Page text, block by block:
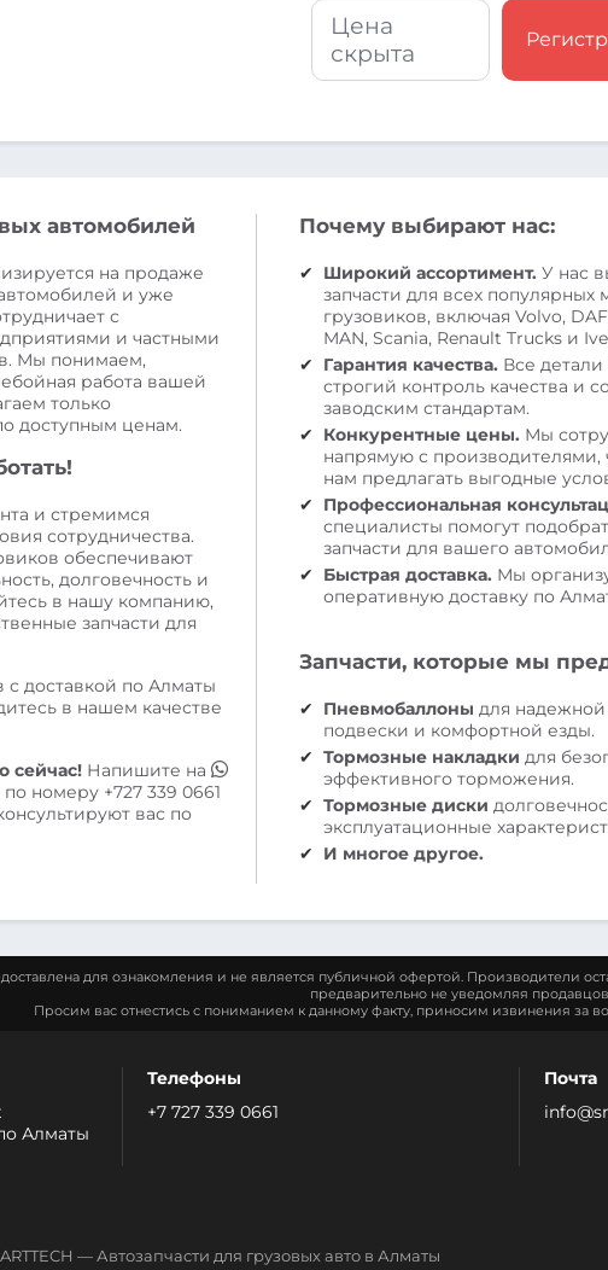
Цена
скрыта
автомобилей
на продаже
и уже
с
и частными
Мы понимаем,
работа вашей
только
доступным ценам.
и стремимся
сотрудничества.
обеспечивают
долговечность и
в нашу компанию,
запчасти для
с доставкой по Алматы
в нашем качестве
сейчас! Напишите на
по номеру +727 339 0661
вас по
Почему выбирают нас:
Широкий ассортимент. У нас
запчасти для всех популярных
грузовиков, включая Volvo,
MAN, Scania, Renault Trucks и
Гарантия качества. Все детали
строгий контроль качества и
заводским стандартам.
Конкурентные цены. Мы
напрямую с производителями,
нам предлагать выгодные
Профессиональная
специалисты помогут
запчасти для вашего
Быстрая доставка. Мы
оперативную доставку по
Запчасти, которые мы
Пневмобаллоны для
подвески и комфортной езды.
Тормозные накладки для
эффективного торможения.
Тормозные диски
эксплуатационные
И многое другое.
для ознакомления и не является публичной офертой. Производители
предварительно не уведомляя
Просим вас отнестись с пониманием к данному факту, приносим извинения за
Алматы
Телефоны
+7 727 339 0661
Почта
— Автозапчасти для грузовых авто в Алматы